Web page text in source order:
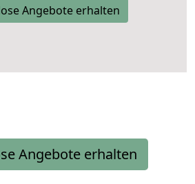
Angebote erhalten
Angebote erhalten